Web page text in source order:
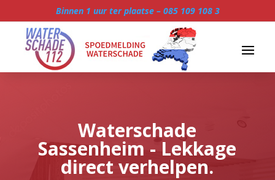
Binnen 1 uur ter plaatse – 085 109 108 3
Waterschade
Sassenheim - Lekkage
direct verhelpen.